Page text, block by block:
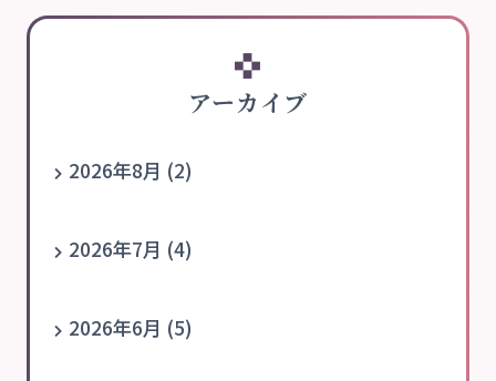
アーカイブ
2026年8月 (2)
2026年7月 (4)
2026年6月 (5)